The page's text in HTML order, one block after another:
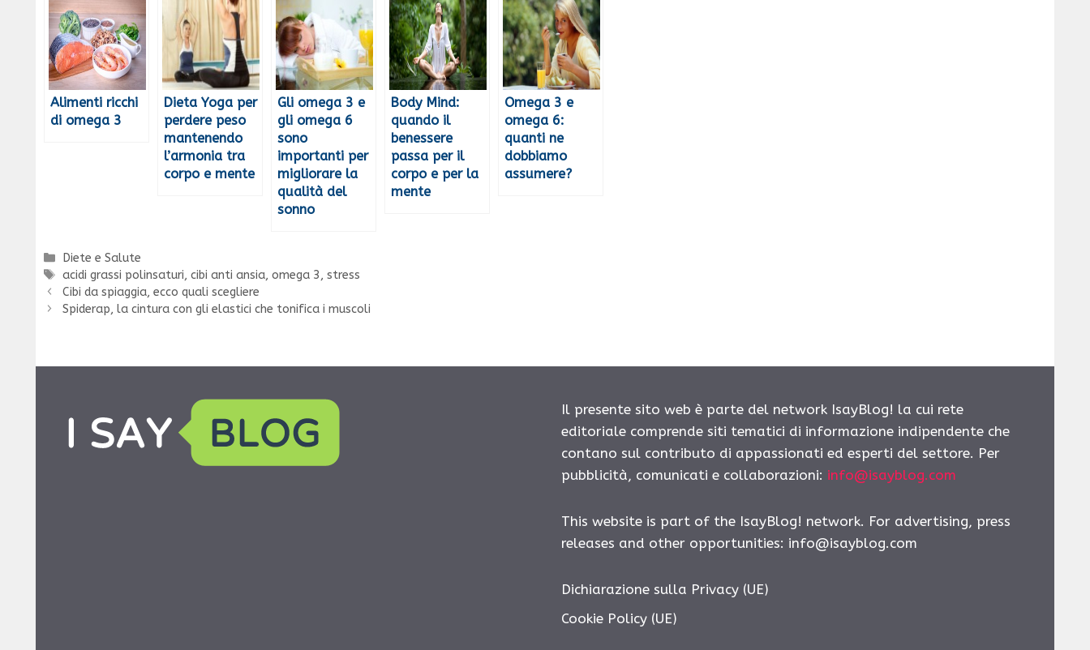
Alimenti ricchi
di omega 3
Dieta Yoga per
perdere peso
mantenendo
l’armonia tra
corpo e mente
Gli omega 3 e
gli omega 6
sono
importanti per
migliorare la
qualità del
sonno
Body Mind:
quando il
benessere
passa per il
corpo e per la
mente
Omega 3 e
omega 6:
quanti ne
dobbiamo
assumere?
Categorie
Diete e Salute
Tag
acidi grassi polinsaturi,cibi anti ansia,omega 3,stress
Cibi da spiaggia, ecco quali scegliere
Spiderap, la cintura con gli elastici che tonifica i muscoli
Il presente sito web è parte del network IsayBlog! la cui rete
editoriale comprende siti tematici di informazione indipendente che
contano sul contributo di appassionati ed esperti del settore. Per
pubblicità, comunicati e collaborazioni: info@isayblog.com
This website is part of the IsayBlog! network. For advertising, press
releases and other opportunities: info@isayblog.com
Dichiarazione sulla Privacy (UE)
Cookie Policy (UE)